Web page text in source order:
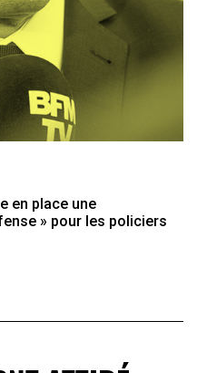
en place une
» pour les policiers